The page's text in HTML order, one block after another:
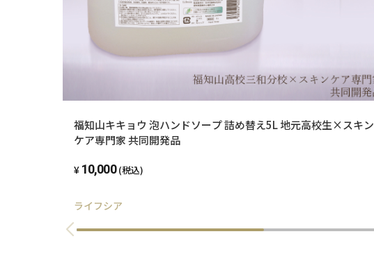
福知山キキョウ 泡ハンドソープ 詰め替え5L 地元高校生×スキン
ケア専門家 共同開発品
10,000 (税込)
ライフシア